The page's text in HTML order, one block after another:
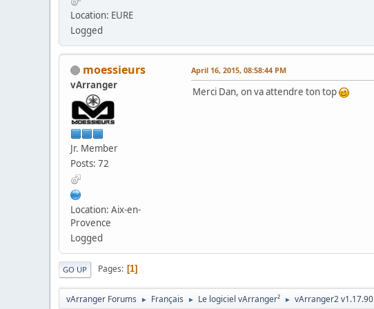
Location: EURE
Logged
moessieurs
vArranger
Jr. Member
Posts: 72
Location: Aix-en-
Provence
Logged
April 16, 2015, 08:58:44 PM
Merci Dan, on va attendre ton top
GO UP Pages 1
vArranger Forums ► Français ► Le logiciel vArranger² ► vArranger2 v1.17.90